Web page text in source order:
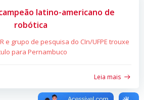
latino-americano de
robótica
e grupo de pesquisa do CIn/UFPE trouxe
para Pernambuco
Leia mais